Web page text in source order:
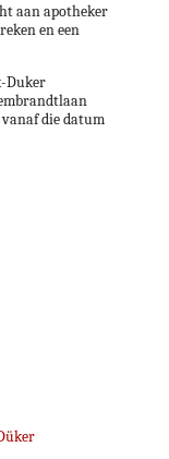
aan apotheker
en een
Duker
die datum